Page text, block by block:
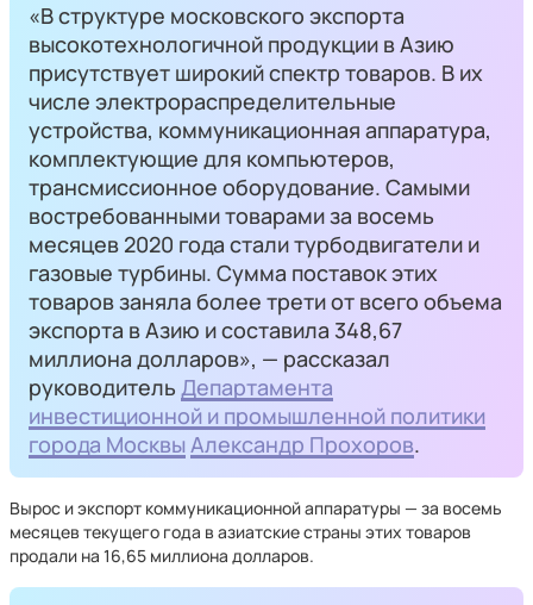
«В структуре московского экспорта
высокотехнологичной продукции в Азию
присутствует широкий спектр товаров. В их
числе электрораспределительные
устройства, коммуникационная аппаратура,
комплектующие для компьютеров,
трансмиссионное оборудование. Самыми
востребованными товарами за восемь
месяцев 2020 года стали турбодвигатели и
газовые турбины. Сумма поставок этих
товаров заняла более трети от всего объема
экспорта в Азию и составила 348,67
миллиона долларов», — рассказал
руководитель Департамента
инвестиционной и промышленной политики
города Москвы Александр Прохоров.
Вырос и экспорт коммуникационной аппаратуры — за восемь
месяцев текущего года в азиатские страны этих товаров
продали на 16,65 миллиона долларов.